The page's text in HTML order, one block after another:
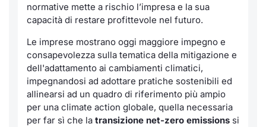
normative mette a rischio l’impresa e la sua
capacità di restare profittevole nel futuro.
Le imprese mostrano oggi maggiore impegno e
consapevolezza sulla tematica della mitigazione e
dell'adattamento ai cambiamenti climatici,
impegnandosi ad adottare pratiche sostenibili ed
allinearsi ad un quadro di riferimento più ampio
per una climate action globale, quella necessaria
per far sì che la transizione net-zero emissions si